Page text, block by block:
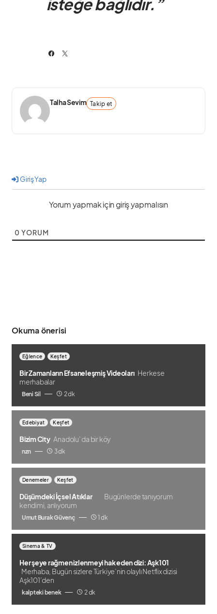
Talha Sevim Takip et
Giriş Yap
Yorum yapmak için giriş yapmalısın
0 YORUM
Okuma önerisi
Eğlence Keşfet
Bir Zamanların Efsaneleşmiş Videoları Herkese
merhabalar
Beni Sil 2 dk
Edebiyat Keşfet
Bizim City Anadolu’ da bir köy
nzn 3 dk
Denemeler Keşfet
Düşümdeki İçsel Atıklar
Bugünlerde tanıyorum
kendimi, anlıyorum
Umut Burak Güvenç 1 dk
Sinema & TV
Her şeye rağmen izlenmeyi hak eden dizi: Aşk101
Merhaba, Bugün sizlere Türkiye’nin olaylı Netflix dizisi
Aşk101’den
kalpteki benek 2 dk